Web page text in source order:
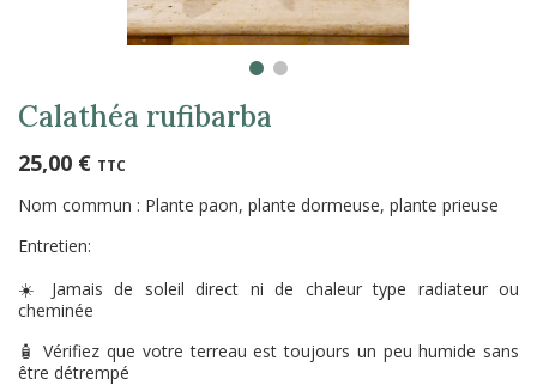
Calathéa rufibarba
25,00 € TTC
Nom commun : Plante paon, plante dormeuse, plante prieuse
Entretien:
☀️ Jamais de soleil direct ni de chaleur type radiateur ou
cheminée
🧴 Vérifiez que votre terreau est toujours un peu humide sans
être détrempé